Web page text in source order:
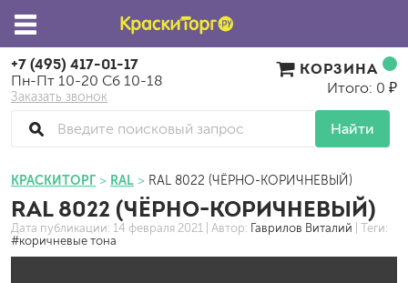
+7 (495) 417-01-17
Пн-Пт 10-20 Сб 10-18
Заказать звонок
Найти
КОРЗИНА
Итого: 0 ₽
КРАСКИТОРГ RAL RAL 8022 (ЧЁРНО-КОРИЧНЕВЫЙ)
RAL 8022 (ЧЁРНО-КОРИЧНЕВЫЙ)
Дата публикации: 14 февраля 2021 | Автор: Гаврилов Виталий | Теги:
#коричневые тона